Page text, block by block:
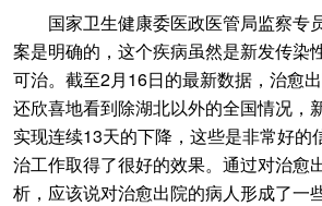
国家卫生健康委医政医管局监察专
案是明确的，这个疾病虽然是新发传染
可治。截至2月16日的最新数据，治愈
还欣喜地看到除湖北以外的全国情况，
实现连续13天的下降，这些是非常好的
治工作取得了很好的效果。通过对治愈
析，应该说对治愈出院的病人形成了一